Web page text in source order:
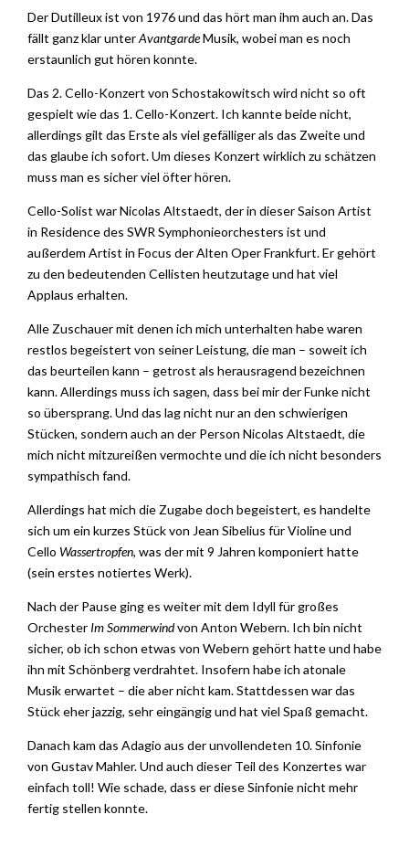
Der Dutilleux ist von 1976 und das hört man ihm auch an. Das
fällt ganz klar unterAvantgardeMusik, wobei man es noch
erstaunlich gut hören konnte.
Das 2. Cello-Konzert von Schostakowitsch wird nicht so oft
gespielt wie das 1. Cello-Konzert. Ich kannte beide nicht,
allerdings gilt das Erste als viel gefälliger als das Zweite und
das glaube ich sofort. Um dieses Konzert wirklich zu schätzen
muss man es sicher viel öfter hören.
Cello-Solist war Nicolas Altstaedt, der in dieser Saison Artist
in Residence des SWR Symphonieorchesters ist und
außerdem Artist in Focus der Alten Oper Frankfurt. Er gehört
zu den bedeutenden Cellisten heutzutage und hat viel
Applaus erhalten.
Alle Zuschauer mit denen ich mich unterhalten habe waren
restlos begeistert von seiner Leistung, die man – soweit ich
das beurteilen kann – getrost als herausragend bezeichnen
kann. Allerdings muss ich sagen, dass bei mir der Funke nicht
so übersprang. Und das lag nicht nur an den schwierigen
Stücken, sondern auch an der Person Nicolas Altstaedt, die
mich nicht mitzureißen vermochte und die ich nicht besonders
sympathisch fand.
Allerdings hat mich die Zugabe doch begeistert, es handelte
sich um ein kurzes Stück von Jean Sibelius für Violine und
Cello Wassertropfen, was der mit 9 Jahren komponiert hatte
(sein erstes notiertes Werk).
Nach der Pause ging es weiter mit dem Idyll für großes
Orchester Im Sommerwindvon Anton Webern. Ich bin nicht
sicher, ob ich schon etwas von Webern gehört hatte und habe
ihn mit Schönberg verdrahtet. Insofern habe ich atonale
Musik erwartet – die aber nicht kam. Stattdessen war das
Stück eher jazzig, sehr eingängig und hat viel Spaß gemacht.
Danach kam das Adagio aus der unvollendeten 10. Sinfonie
von Gustav Mahler. Und auch dieser Teil des Konzertes war
einfach toll! Wie schade, dass er diese Sinfonie nicht mehr
fertig stellen konnte.